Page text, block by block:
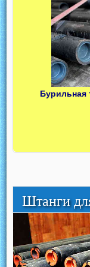
Бурильная
Штанги